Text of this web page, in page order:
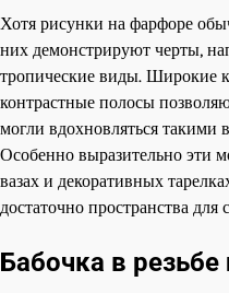
Хотя рисунки на фарфоре
них демонстрируют черты,
тропические виды. Широкие
контрастные полосы
могли вдохновляться такими
Особенно выразительно эти
вазах и декоративных
достаточно пространства
Бабочка в